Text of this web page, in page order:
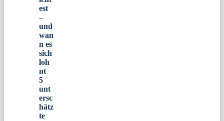
est
–
und
wan
n es
sich
loh
nt
5
unt
ersc
hätz
te